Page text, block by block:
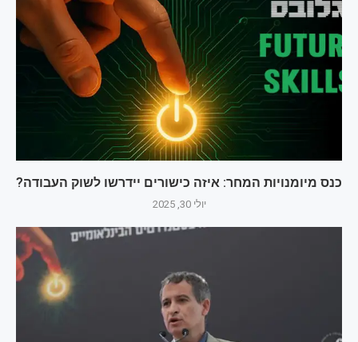
כנס מיומנויות המחר: איזה כישורים יידרשו לשוק העבודה?
יולי 30, 2025